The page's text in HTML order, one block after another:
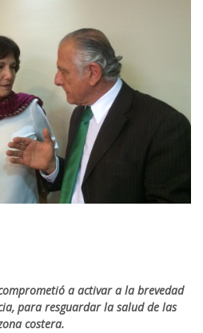
a activar a la brevedad
para resguardar la salud de las
costera.